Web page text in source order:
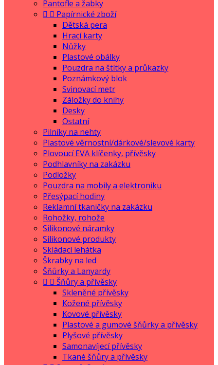
Pantofle a žabky
  Papírnické zboží
Dětská pera
Hrací karty
Nůžky
Plastové obálky
Pouzdra na štítky a průkazky
Poznámkový blok
Svinovací metr
Záložky do knihy
Desky
Ostatní
Pilníky na nehty
Plastové věrnostní/dárkové/slevové karty
Plovoucí EVA klíčenky, přívěsky
Podhlavníky na zakázku
Podložky
Pouzdra na mobily a elektroniku
Přesýpací hodiny
Reklamní tkaničky na zakázku
Rohožky, rohože
Silikonové náramky
Silikonové produkty
Skládací lehátka
Škrabky na led
Šňůrky a Lanyardy
  Šňůry a přívěsky
Skleněné přívěsky
Kožené přívěsky
Kovové přívěsky
Plastové a gumové šňůrky a přívěsky
Plyšové přívěsky
Samonavíjecí přívěsky
Tkané šňůry a přívěsky